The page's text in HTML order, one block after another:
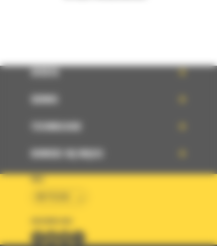
OFERTA
SERWIS
TECHNOLOGIE
DOWIEDZ SIĘ WIĘCEJ
KRAJ